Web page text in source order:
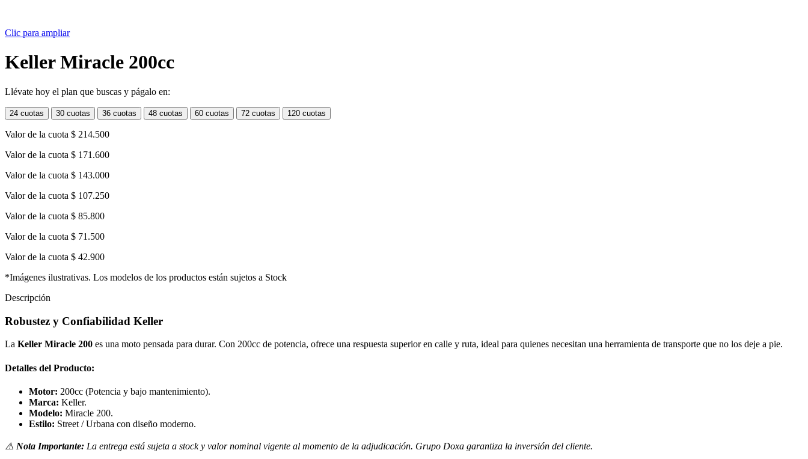
Clic para ampliar
Keller Miracle 200cc
Llévate hoy el plan que buscas y págalo en:
24 cuotas 30 cuotas 36 cuotas 48 cuotas 60 cuotas 72 cuotas 120 cuotas
Valor de la cuota $ 214.500
Valor de la cuota $ 171.600
Valor de la cuota $ 143.000
Valor de la cuota $ 107.250
Valor de la cuota $ 85.800
Valor de la cuota $ 71.500
Valor de la cuota $ 42.900
*Imágenes ilustrativas. Los modelos de los productos están sujetos a Stock
Descripción
Robustez y Confiabilidad Keller
La Keller Miracle 200 es una moto pensada para durar. Con 200cc de potencia, ofrece una respuesta superior en calle y ruta, ideal para quienes necesitan una herramienta de transporte que no los deje a pie.
Detalles del Producto:
Motor: 200cc (Potencia y bajo mantenimiento).
Marca: Keller.
Modelo: Miracle 200.
Estilo: Street / Urbana con diseño moderno.
⚠️ Nota Importante: La entrega está sujeta a stock y valor nominal vigente al momento de la adjudicación. Grupo Doxa garantiza la inversión del cliente.